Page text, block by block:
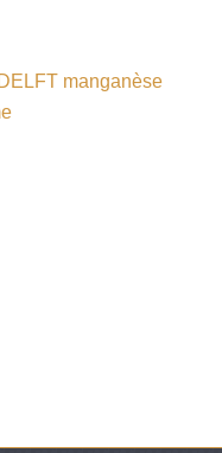
manganèse